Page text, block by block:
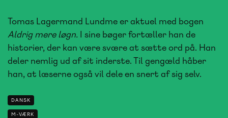
DANSK
M-VÆRK
Tomas Lagermand Lundme er aktuel med bogen
Aldrig mere løgn. I sine bøger fortæller han de
historier, der kan være svære at sætte ord på. Han
deler nemlig ud af sit inderste. Til gengæld håber
han, at læserne også vil dele en snert af sig selv.